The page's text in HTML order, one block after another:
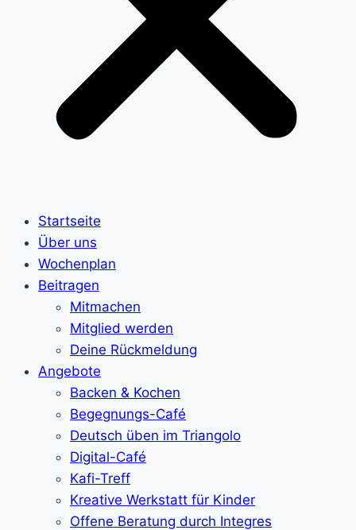
Startseite
Über uns
Wochenplan
Beitragen
Mitmachen
Mitglied werden
Deine Rückmeldung
Angebote
Backen & Kochen
Begegnungs-Café
Deutsch üben im Triangolo
Digital-Café
Kafi-Treff
Kreative Werkstatt für Kinder
Offene Beratung durch Integres